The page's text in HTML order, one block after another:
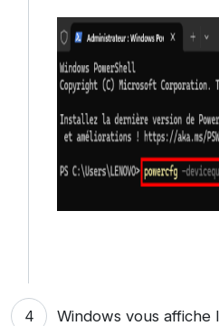
Windows vous affiche